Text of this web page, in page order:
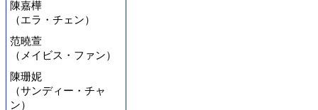
陳嘉樺
（エラ・チェン）
范曉萱
（メイビス・ファン）
陳珊妮
（サンディー・チャ
ン）